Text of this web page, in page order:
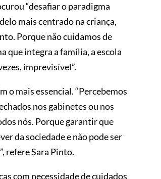
“desafiar o paradigma
mais centrado na criança,
Porque não cuidamos de
que integra a família, a escola
imprevisível”.
o mais essencial. “Percebemos
nos gabinetes ou nos
nós. Porque garantir que
da sociedade e não pode ser
refere Sara Pinto.
com necessidade de cuidados